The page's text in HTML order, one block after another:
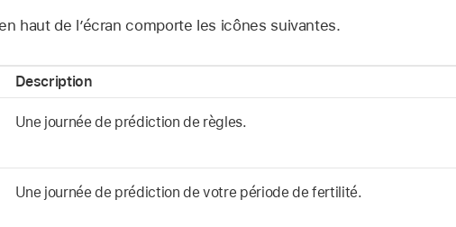
haut de l’écran comporte les icônes suivantes.
Description
Une journée de prédiction de règles.
Une journée de prédiction de votre période de fertilité.